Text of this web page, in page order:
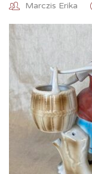
Marczis Erika